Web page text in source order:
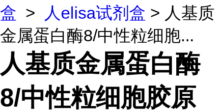
盒 > 人elisa试剂盒 > 人基质
金属蛋白酶8/中性粒细胞...
人基质金属蛋白酶
8/中性粒细胞胶原